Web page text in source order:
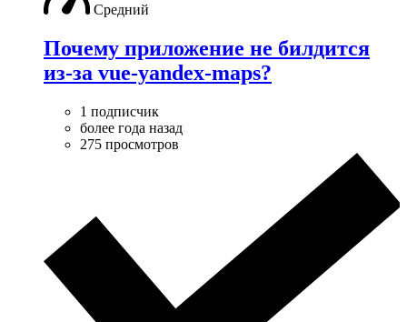
Средний
Почему приложение не билдится
из-за vue-yandex-maps?
1 подписчик
более года назад
275 просмотров